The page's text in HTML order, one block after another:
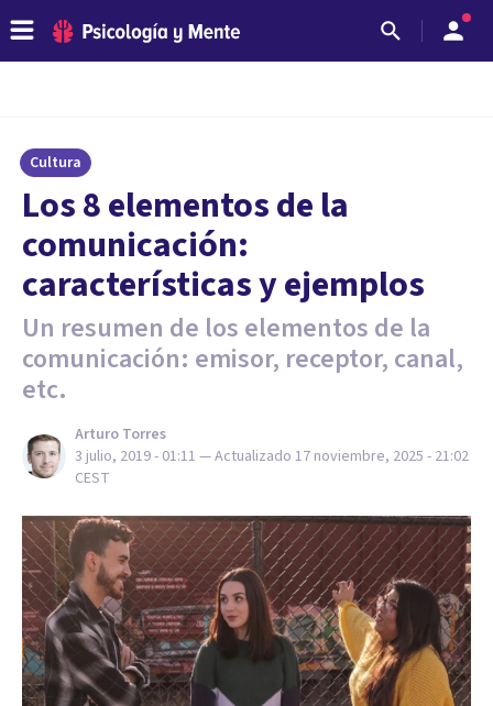
Cultura
Los 8 elementos de la
comunicación:
características y ejemplos
Un resumen de los elementos de la
comunicación: emisor, receptor, canal,
etc.
Arturo Torres
3 julio, 2019 - 01:11 — Actualizado 17 noviembre, 2025 - 21:02
CEST